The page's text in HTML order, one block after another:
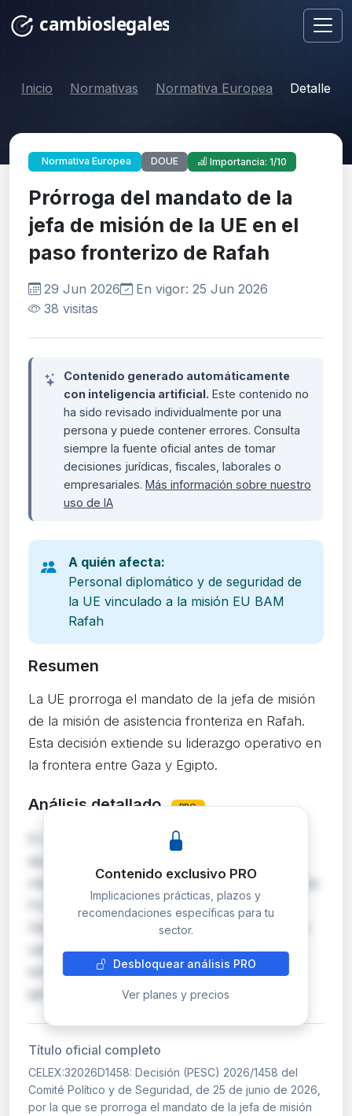
Inicio Normativas Normativa Europea Detalle
Normativa Europea DOUE Importancia: 1/10
Prórroga del mandato de la
jefa de misión de la UE en el
paso fronterizo de Rafah
29 Jun 2026
En vigor: 25 Jun 2026
38 visitas
Contenido generado automáticamente
con inteligencia artificial. Este contenido no
ha sido revisado individualmente por una
persona y puede contener errores. Consulta
siempre la fuente oficial antes de tomar
decisiones jurídicas, fiscales, laborales o
empresariales. Más información sobre nuestro
uso de IA
A quién afecta:
Personal diplomático y de seguridad de
la UE vinculado a la misión EU BAM
Rafah
Resumen
La UE prorroga el mandato de la jefa de misión
de la misión de asistencia fronteriza en Rafah.
Esta decisión extiende su liderazgo operativo en
la frontera entre Gaza y Egipto.
Análisis detallado PRO
El Comité Político y de Seguridad de la UE ha
decidido prorrogar el mandato de la jefa de
misión de EU BAM Rafah, la misión de asistencia
fronteriza europea en el paso de Rafah entre
Gaza y Egipto. Esta misión, aunque suspendida
operativamente desde 2007, mantiene su
estructura institucional activa. La prórroga
garanti…
Contenido exclusivo PRO
Implicaciones prácticas, plazos y
recomendaciones específicas para tu
sector.
Desbloquear análisis PRO
Ver planes y precios
Título oficial completo
CELEX:32026D1458: Decisión (PESC) 2026/1458 del
Comité Político y de Seguridad, de 25 de junio de 2026,
por la que se prorroga el mandato de la jefa de misión